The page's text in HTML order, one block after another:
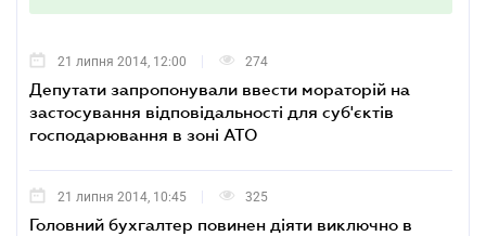
21 липня 2014, 12:00 274
Депутати запропонували ввести мораторій на
застосування відповідальності для суб'єктів
господарювання в зоні АТО
21 липня 2014, 10:45 325
Головний бухгалтер повинен діяти виключно в